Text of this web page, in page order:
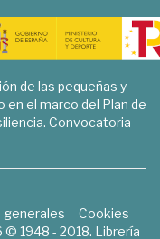
de las pequeñas y
el marco del Plan de
Convocatoria
generales
Cookies
© 1948 - 2018. Librería